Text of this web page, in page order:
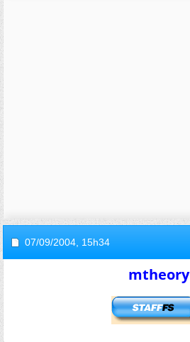
07/09/2004, 15h34
mtheory